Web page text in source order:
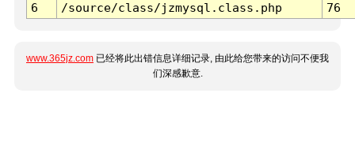
6 /source/class/jzmysql.class.php 76
www.365jz.com 已经将此出错信息详细记录, 由此给您带来的访问不便我
们深感歉意.